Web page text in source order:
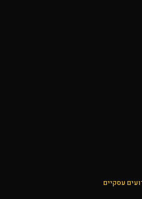
עסקיים